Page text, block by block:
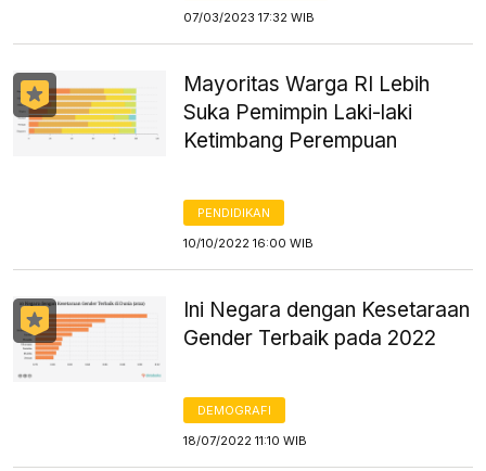
07/03/2023 17:32 WIB
Mayoritas Warga RI Lebih
Suka Pemimpin Laki-laki
Ketimbang Perempuan
PENDIDIKAN
10/10/2022 16:00 WIB
Ini Negara dengan Kesetaraan
Gender Terbaik pada 2022
DEMOGRAFI
18/07/2022 11:10 WIB